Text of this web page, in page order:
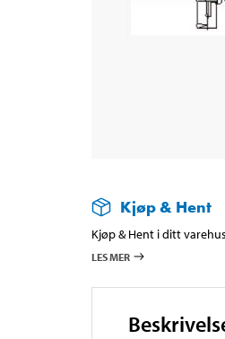
Kjøp & Hent
Kjøp & Hent i ditt
LES MER